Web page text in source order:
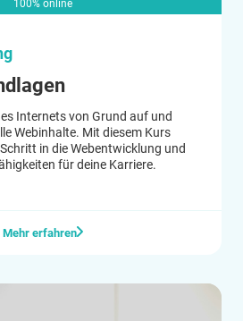
100% online
Internets von Grund auf und
Webinhalte. Mit diesem Kurs
in die Webentwicklung und
für deine Karriere.
Mehr erfahren